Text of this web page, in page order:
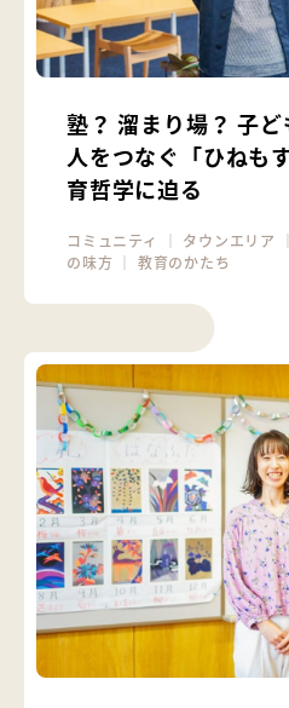
塾？ 溜まり場？ 子
人をつなぐ「ひねも
育哲学に迫る
コミュニティ ｜ タウンエリア ｜
の味方 ｜ 教育のかたち